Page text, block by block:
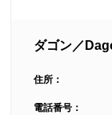
ダゴン／
住所：
電話番号：